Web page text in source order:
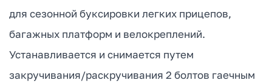
для сезонной буксировки легких прицепов,
багажных платформ и велокреплений.
Устанавливается и снимается путем
закручивания/раскручивания 2 болтов гаечным